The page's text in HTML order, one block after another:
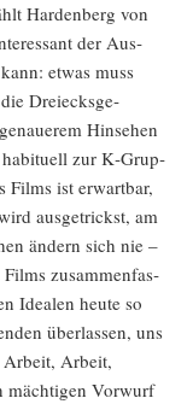
Har­den­berg von
der Aus­
etwas muss
Drei­ecks­ge­
Hin­se­hen
zur K‑Grup­
Films ist erwart­bar,
aus­ge­trickst, am
ändern sich nie –
zusam­men­fas­
Idea­len heu­te so
über­las­sen, uns
Arbeit, Arbeit,
mäch­ti­gen Vor­wurf